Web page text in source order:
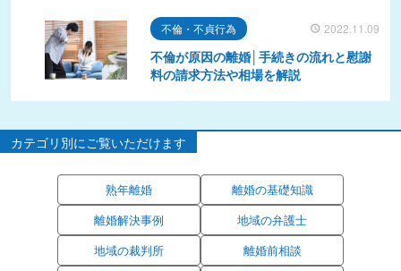
不倫・不貞行為 2022.11.09
不倫が原因の離婚│手続きの流れと慰謝
料の請求方法や相場を解説
カテゴリ別にご覧いただけます
熟年離婚
離婚の基礎知識
離婚解決事例
地域の弁護士
地域の裁判所
離婚前相談